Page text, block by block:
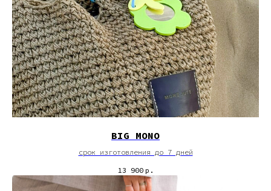
BIG MONO
срок изготовления до 7 дней
13 900 р.